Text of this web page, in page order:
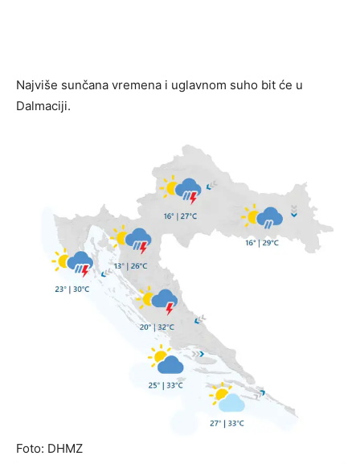
Najviše sunčana vremena i uglavnom suho bit će u
Dalmaciji.
Foto: DHMZ